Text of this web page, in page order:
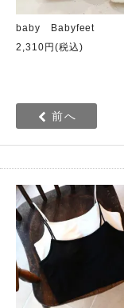
baby Babyfeet
2,310円(税込)
前へ